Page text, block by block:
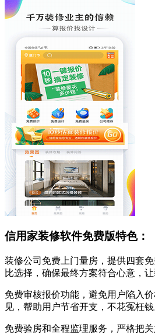
信用家装修软件免费版特色：
装修公司免费上门量房，提供四套
比选择，确保最终方案符合心意，让
免费审核报价功能，避免用户陷入
见，帮助用户节省开支，不花冤枉钱
免费验房和全程监理服务，严格把